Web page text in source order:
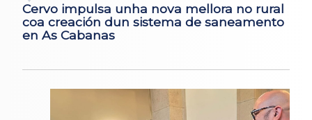
Cervo impulsa unha nova mellora no rural
coa creación dun sistema de saneamento
en As Cabanas